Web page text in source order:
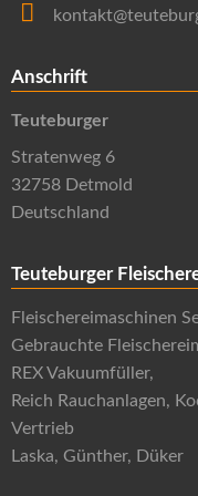
Anschrift
Teuteburger
Stratenweg 6
32758 Detmold
Deutschland
Teuteburger
Fleischereimaschinen
Gebrauchte
REX Vakuumfüller,
Reich Rauchanlagen,
Vertrieb
Laska, Günther, Düker